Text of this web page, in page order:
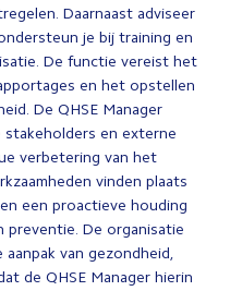
Daarnaast adviseer
je bij training en
De functie vereist het
en het opstellen
De QHSE Manager
en externe
verbetering van het
vinden plaats
een proactieve houding
preventie. De organisatie
van gezondheid,
de QHSE Manager hierin